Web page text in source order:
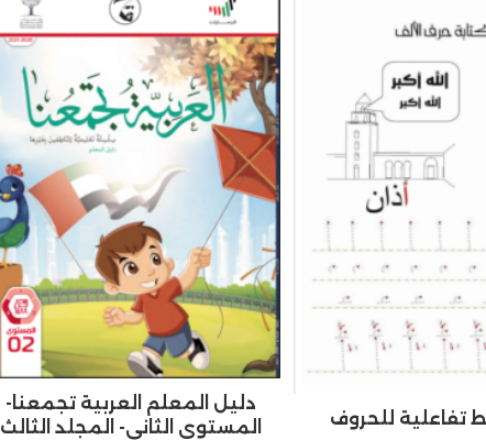
دليل المعلم العربية تجمعنا-
المستوى الثاني- المجلد الثالث
تفاعلية للحروف